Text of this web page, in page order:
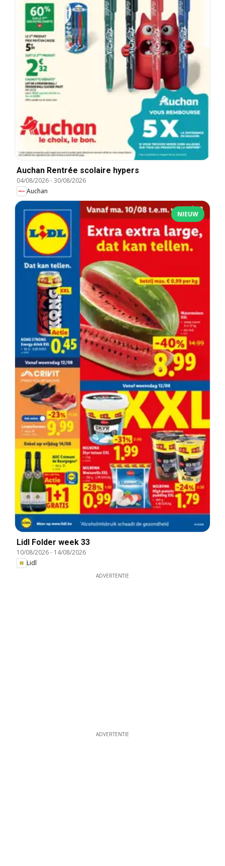
Auchan Rentrée scolaire hypers
04/08/2026-30/08/2026
Auchan
NIEUW
Lidl Folder week 33
10/08/2026- 14/08/2026
Lidl
ADVERTENTIE
ADVERTENTIE